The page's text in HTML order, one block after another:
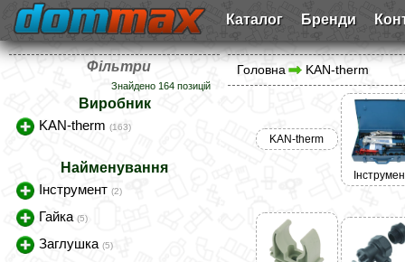
Каталог Бренди
Фільтри
Знайдено 164 позицій
Виробник
KAN-therm (163)
Найменування
Інструмент (2)
Гайка (5)
Заглушка (5)
Головна KAN-therm
KAN-therm